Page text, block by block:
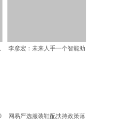
李彦宏：未来人手一个智能助
网易严选服装鞋配扶持政策落